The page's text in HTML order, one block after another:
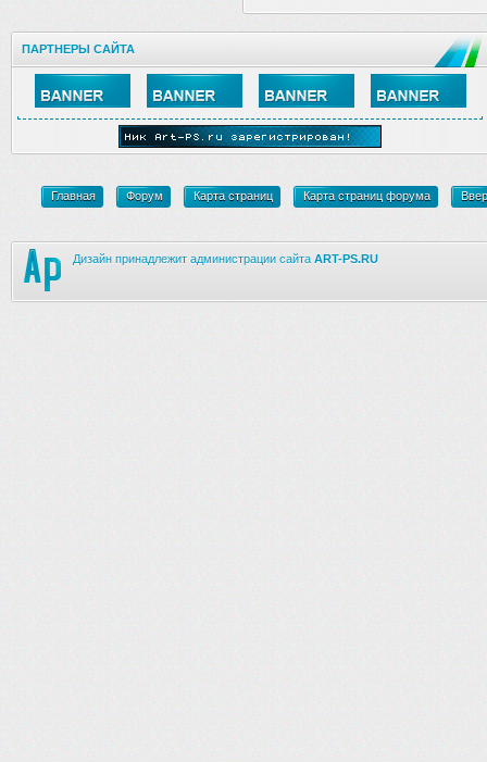
ПАРТНЕРЫ САЙТА
Главная Форум Карта страниц Карта страниц форума
Дизайн принадлежит администрации сайта ART-PS.RU